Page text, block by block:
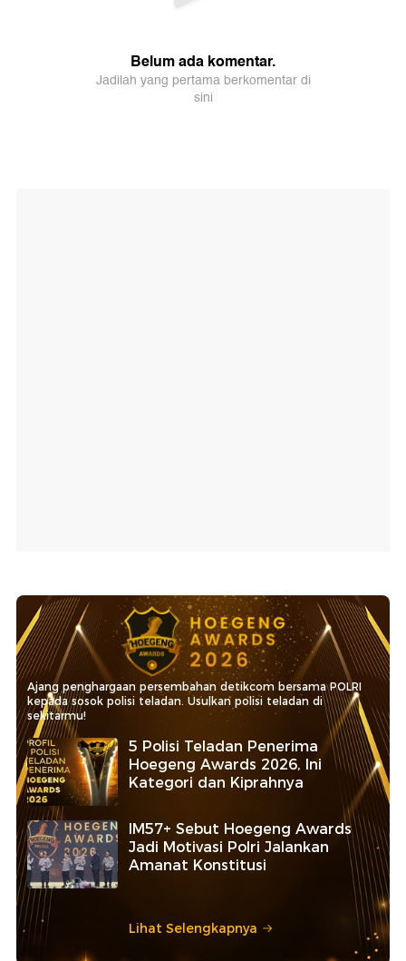
Ajang penghargaan persembahan detikcom bersama POLRI
kepada sosok polisi teladan. Usulkan polisi teladan di
sekitarmu!
5 Polisi Teladan Penerima
Hoegeng Awards 2026, Ini
Kategori dan Kiprahnya
IM57+ Sebut Hoegeng Awards
Jadi Motivasi Polri Jalankan
Amanat Konstitusi
Lihat Selengkapnya